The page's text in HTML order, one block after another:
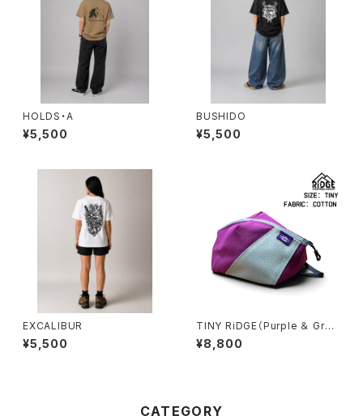
HOLDS・A
¥5,500
BUSHIDO
¥5,500
EXCALIBUR
¥5,500
TINY RiDGE（Purple ＆ Gra
y）
¥8,800
CATEGORY